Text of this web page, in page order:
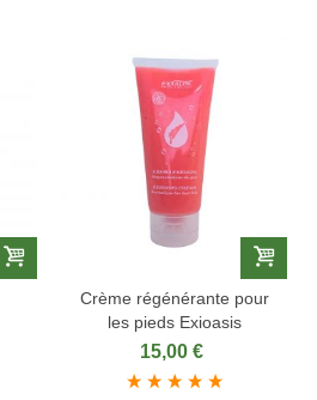
Crème régénérante pour
les pieds Exioasis
15,00 €